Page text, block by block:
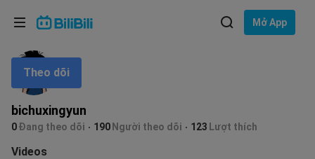
Mở App
bichuxingyun
0Đang theo dõi 190 Người theo dõi 123 Lượt thích
Theo dõi
Videos
Ngôn ngữ: Tiếng Việt
Lựa chọn ngôn ngữ
English
ภาษาไทย
Tiếng Việt